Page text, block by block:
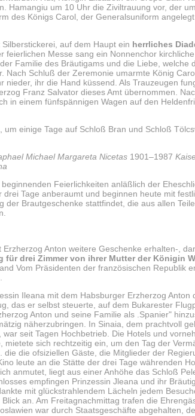
Hamangiu um 10 Uhr die Ziviltrauung vor, der
des Königs Carol, der Generalsuniform
auf dem Haupt ein herrliches
Messe sang ein Nonnenchor
Familie des Bräutigams und die Liebe, welche
Schluß der Zeremonie umarmte König
ihr die Hand küssend. Als Trauzeugen
Franz Salvator dieses Amt übernommen.
in einem fünfspännigen Wagen auf den
einige Tage auf Schloß Bran und Schloß
Michael Margareta Nicetas 1901–1987
Feierlichkeiten anläßlich der
Tage anberaumt und beginnen heute mit
der Brautgeschenke stattfindet, die aus allen
Anton weitere Geschenke erhalten-,
drei Zimmer von ihrer Mutter der Königin
Vom Präsidenten der französischen Republik
Ileana mit dem Habsburger Erzherzog Anton
das er selbst steuerte, auf dem Bukarester
Anton und seine Familie als .Spanier"
näherzubringen. In Sinaia, dem prachtvoll
seit Tagen Hochbetrieb. Die Hotels und
sich rechtzeitig ein, um den Tag der
die ofsiziellen Gäste, die Mitglieder der
leute an die Stätte der drei Tage währenden
anmutet, liegt aus einer Anhöhe das Schloß
empfingen Prinzessin Jleana und ihr
mit glückstrahlendem Lächeln jedem
an. Am Freitagnachmittag trafen die
war durch Staatsgeschäfte abgehalten,